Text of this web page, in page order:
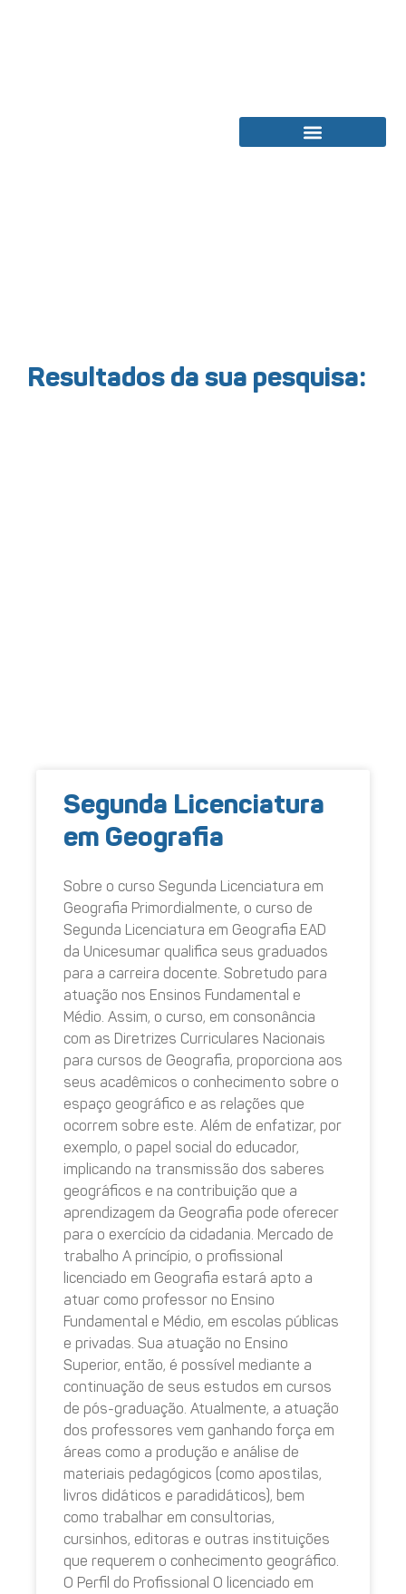
Resultados da sua pesquisa:
Segunda Licenciatura
em Geografia
Sobre o curso Segunda Licenciatura em
Geografia Primordialmente, o curso de
Segunda Licenciatura em Geografia EAD
da Unicesumar qualifica seus graduados
para a carreira docente. Sobretudo para
atuação nos Ensinos Fundamental e
Médio. Assim, o curso, em consonância
com as Diretrizes Curriculares Nacionais
para cursos de Geografia, proporciona aos
seus acadêmicos o conhecimento sobre o
espaço geográfico e as relações que
ocorrem sobre este. Além de enfatizar, por
exemplo, o papel social do educador,
implicando na transmissão dos saberes
geográficos e na contribuição que a
aprendizagem da Geografia pode oferecer
para o exercício da cidadania. Mercado de
trabalho A princípio, o profissional
licenciado em Geografia estará apto a
atuar como professor no Ensino
Fundamental e Médio, em escolas públicas
e privadas. Sua atuação no Ensino
Superior, então, é possível mediante a
continuação de seus estudos em cursos
de pós-graduação. Atualmente, a atuação
dos professores vem ganhando força em
áreas como a produção e análise de
materiais pedagógicos (como apostilas,
livros didáticos e paradidáticos), bem
como trabalhar em consultorias,
cursinhos, editoras e outras instituições
que requerem o conhecimento geográfico.
O Perfil do Profissional O licenciado em